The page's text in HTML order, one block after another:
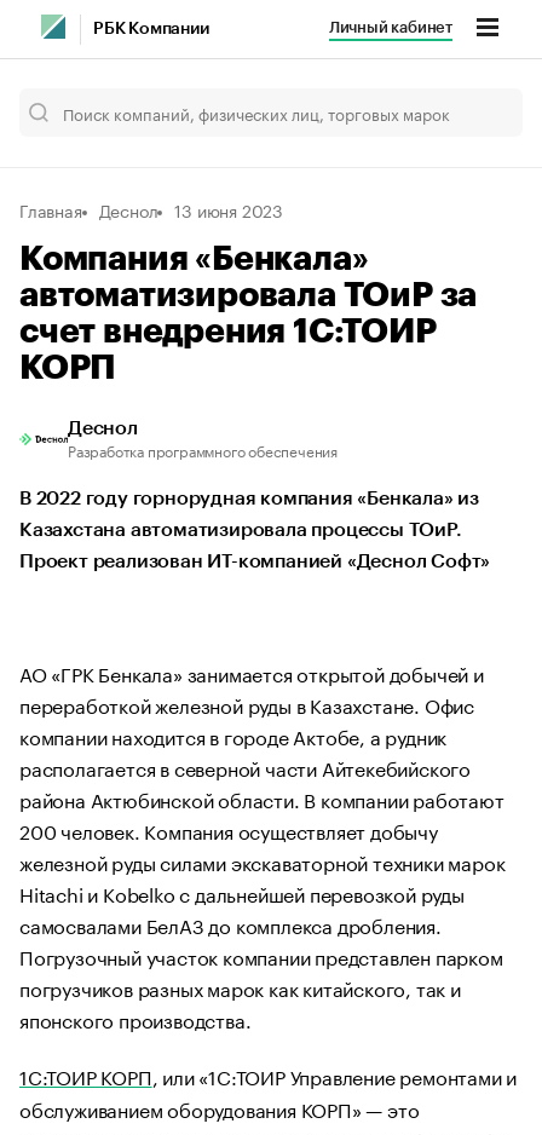
РБК Компании Личный кабинет
Главная Деснол 13 июня 2023
Компания «Бенкала»
автоматизировала ТОиР за
счет внедрения 1С:ТОИР
КОРП
Деснол
Разработка программного обеспечения
В 2022 году горнорудная компания «Бенкала» из
Казахстана автоматизировала процессы ТОиР.
Проект реализован ИТ-компанией «Деснол Софт»
АО «ГРК Бенкала» занимается открытой добычей и
переработкой железной руды в Казахстане. Офис
компании находится в городе Актобе, а рудник
располагается в северной части Айтекебийского
района Актюбинской области. В компании работают
200 человек. Компания осуществляет добычу
железной руды силами экскаваторной техники марок
Hitachi и Kobelko с дальнейшей перевозкой руды
самосвалами БелАЗ до комплекса дробления.
Погрузочный участок компании представлен парком
погрузчиков разных марок как китайского, так и
японского производства.
1С:ТОИР КОРП, или «1С:ТОИР Управление ремонтами и
обслуживанием оборудования КОРП» — это